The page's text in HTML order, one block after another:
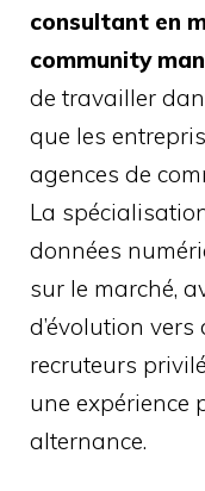
consultant en
community
de travailler
que les
agences de
La
données
sur le marché,
d’évolution
recruteurs
une expérience
alternance.